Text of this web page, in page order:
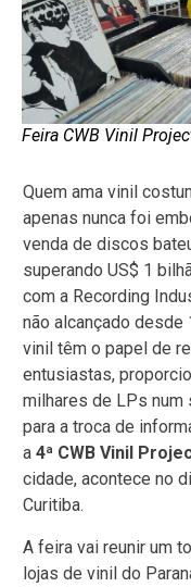
Feira CWB Vinil
Quem ama vinil
apenas nunca foi
venda de discos
superando US$ 1
com a Recording
não alcançado
vinil têm o papel de
entusiastas,
milhares de LPs num
para a troca de
a 4ª CWB Vinil
cidade, acontece no
Curitiba.
A feira vai reunir um
lojas de vinil do